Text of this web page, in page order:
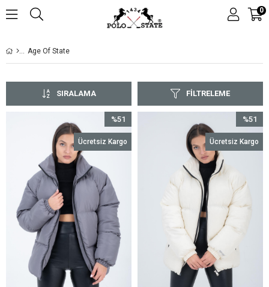
0
Age Of State
FILTRELEME
SIRALAMA
%51
İndirim
%51İndirim
Ücretsiz Kargo
%51
İndirim
Ücretsiz Kargo